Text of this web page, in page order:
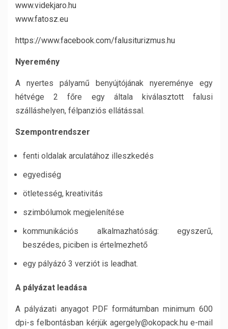
www.videkjaro.hu
www.fatosz.eu
https://www.facebook.com/falusiturizmus.hu
Nyeremény
A nyertes pályamű benyújtójának nyereménye egy
hétvége 2 főre egy általa kiválasztott falusi
szálláshelyen, félpanziós ellátással.
Szempontrendszer
fenti oldalak arculatához illeszkedés
egyediség
ötletesség, kreativitás
szimbólumok megjelenítése
kommunikációs alkalmazhatóság: egyszerű,
beszédes, piciben is értelmezhető
egy pályázó 3 verziót is leadhat.
A pályázat leadása
A pályázati anyagot PDF formátumban minimum 600
dpi-s felbontásban kérjük agergely@okopack.hu e-mail